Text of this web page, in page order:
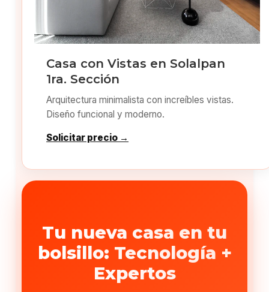
Casa con Vistas en Solalpan
1ra. Sección
Arquitectura minimalista con increíbles vistas.
Diseño funcional y moderno.
Solicitar precio →
Tu nueva casa en tu
bolsillo: Tecnología +
Expertos